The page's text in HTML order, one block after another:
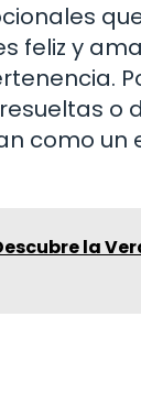
feliz y
o
como un
la